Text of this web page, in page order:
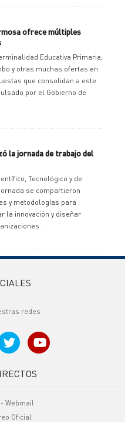
ofrece múltiples
Educativa Primaria,
y otras muchas ofertas en
que consolidan a este
por el Gobierno de
la jornada de trabajo del
Tecnológico y de
se compartieron
y metodologías para
la innovación y diseñar
redes
Webmail
Oficial